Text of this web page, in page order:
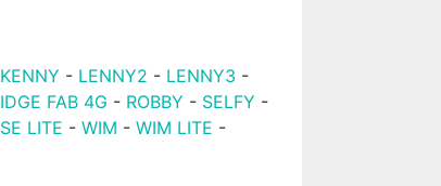
KENNY - LENNY2 - LENNY3 -
FAB 4G - ROBBY - SELFY -
LITE -WIM -WIM LITE -